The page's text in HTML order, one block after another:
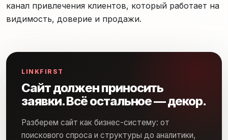
канал привлечения клиентов, который работает на
видимость, доверие и продажи.
LINKFIRST
Сайт должен приносить
заявки. Всё остальное — декор.
Разберем сайт как бизнес-систему: от
поискового спроса и структуры до аналитики,